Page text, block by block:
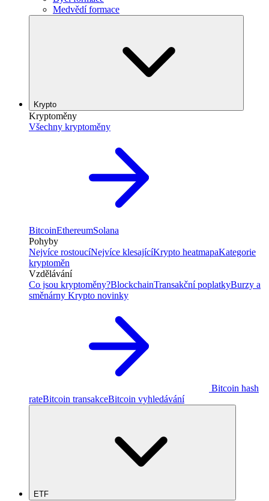
Medvědí formace
Krypto
Kryptoměny
Všechny kryptoměny
BitcoinEthereumSolana
Pohyby
Nejvíce rostoucíNejvíce klesajícíKrypto heatmapaKategorie
kryptoměn
Vzdělávání
Co jsou kryptoměny?BlockchainTransakční poplatkyBurzy a
směnárny Krypto novinky
Bitcoin hash
rateBitcoin transakceBitcoin vyhledávání
ETF